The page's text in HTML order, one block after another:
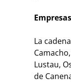
La
Lustau,
de